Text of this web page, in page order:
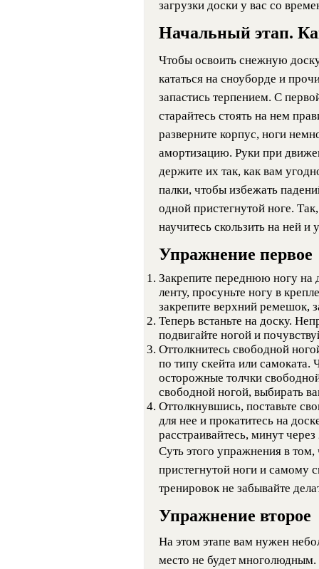
загрузки доски у вас со
Начальный этап.
Чтобы освоить снежную
кататься на сноуборде и
запастись терпением. С
старайтесь стоять на нем
разверните корпус, ноги
амортизацию. Руки при
держите их так, как вам
палки, чтобы избежать
одной пристегнутой ноге.
научитесь скользить на ней и
Упражнение первое
Закрепите переднюю ногу на
ленту, просуньте ногу в
закрепите верхний ремешок,
Теперь встаньте на доску.
подвигайте ногой и
Оттолкнитесь свободной
по типу скейта или самоката.
осторожные толчки
свободной ногой, выбирать
Оттолкнувшись, поставьте
для нее и прокатитесь на
расстраивайтесь, минут
Суть этого упражнения в
пристегнутой ноги и самому
тренировок не забывайте
Упражнение второе
На этом этапе вам нужен
место не будет многолюдным.